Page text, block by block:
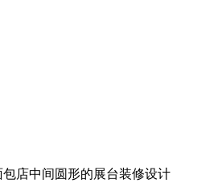
店中间圆形的展台装修设计